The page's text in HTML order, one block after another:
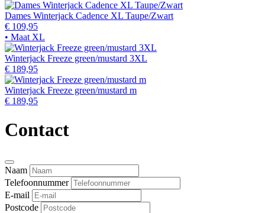
Dames Winterjack Cadence XL Taupe/Zwart
€ 109,95
• Maat XL
Winterjack Freeze green/mustard 3XL
€ 189,95
Winterjack Freeze green/mustard m
€ 189,95
Contact
Naam
Telefoonnummer
E-mail
Postcode